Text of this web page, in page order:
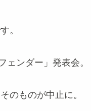
。
ンダー」発表会。
のものが中止に。